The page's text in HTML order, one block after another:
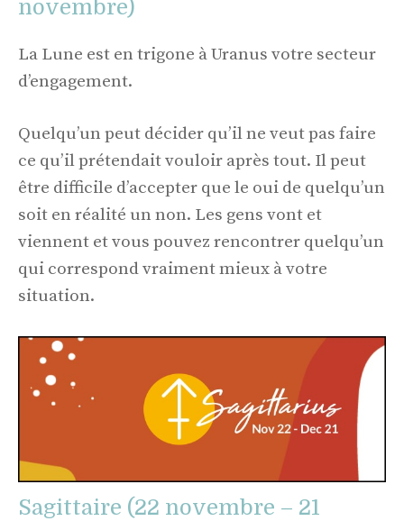
novembre)
La Lune est en trigone à Uranus votre secteur
d’engagement.
Quelqu’un peut décider qu’il ne veut pas faire
ce qu’il prétendait vouloir après tout. Il peut
être difficile d’accepter que le oui de quelqu’un
soit en réalité un non. Les gens vont et
viennent et vous pouvez rencontrer quelqu’un
qui correspond vraiment mieux à votre
situation.
Sagittaire (22 novembre – 21